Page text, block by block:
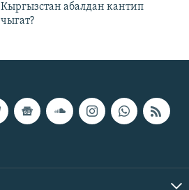
Кыргызстан абалдан кантип
чыгат?